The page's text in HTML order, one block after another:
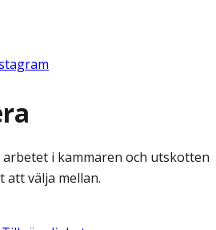
arbetet i kammaren och utskotten
att välja mellan.